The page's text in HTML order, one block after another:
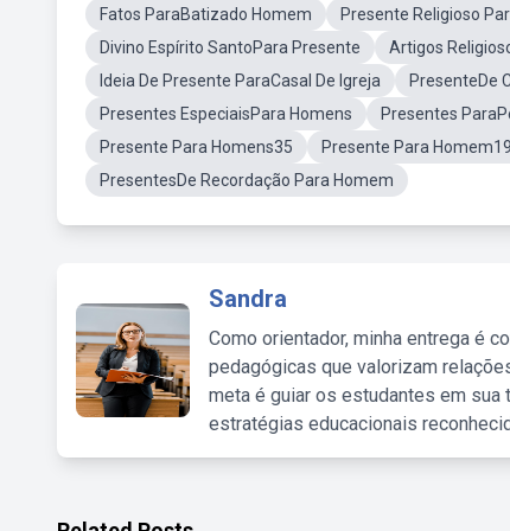
Fatos ParaBatizado Homem
Presente Religioso
Divino Espírito SantoPara Presente
Artigos
Ideia De Presente ParaCasal De Igreja
PresenteDe
Presentes EspeciaisPara Homens
Presentes
Presente Para Homens35
Presente Para
PresentesDe Recordação Para Homem
Sandra
Como orientador, minha entrega é
pedagógicas que valorizam
meta é guiar os estudantes em sua
estratégias educacionais